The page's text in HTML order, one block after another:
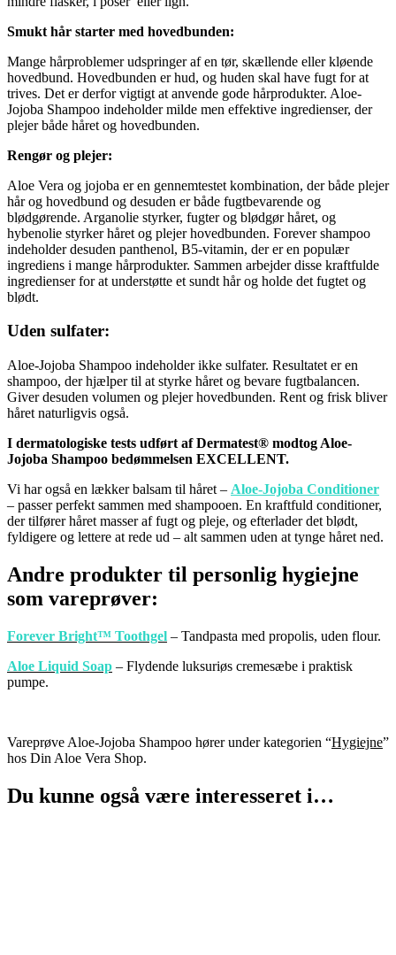
Smukt hår starter med hovedbunden:
Mange hårproblemer udspringer af en tør, skællende eller kløende
hovedbund. Hovedbunden er hud, og huden skal have fugt for at
trives. Det er derfor vigtigt at anvende gode hårprodukter. Aloe-
Jojoba Shampoo indeholder milde men effektive ingredienser, der
plejer både håret og hovedbunden.
Rengør og plejer:
Aloe Vera og jojoba er en gennemtestet kombination, der både plejer
hår og hovedbund og desuden er både fugtbevarende og
blødgørende. Arganolie styrker, fugter og blødgør håret, og
hybenolie styrker håret og plejer hovedbunden. Forever shampoo
indeholder desuden panthenol, B5-vitamin, der er en populær
ingrediens i mange hårprodukter. Sammen arbejder disse kraftfulde
ingredienser for at understøtte et sundt hår og holde det fugtet og
blødt.
Uden sulfater:
Aloe-Jojoba Shampoo indeholder ikke sulfater. Resultatet er en
shampoo, der hjælper til at styrke håret og bevare fugtbalancen.
Giver desuden volumen og plejer hovedbunden. Rent og frisk bliver
håret naturligvis også.
I dermatologiske tests udført af Dermatest® modtog Aloe-
Jojoba Shampoo bedømmelsen EXCELLENT.
Vi har også en lækker balsam til håret – Aloe-Jojoba Conditioner
– passer perfekt sammen med shampooen. En kraftfuld conditioner,
der tilfører håret masser af fugt og pleje, og efterlader det blødt,
fyldigere og lettere at rede ud – alt sammen uden at tynge håret ned.
Andre produkter til personlig hygiejne
som vareprøver:
Forever Bright™ Toothgel – Tandpasta med propolis, uden flour.
Aloe Liquid Soap – Flydende luksuriøs cremesæbe i praktisk
pumpe.
Vareprøve Aloe-Jojoba Shampoo hører under kategorien “Hygiejne”
hos Din Aloe Vera Shop.
Du kunne også være interesseret i…